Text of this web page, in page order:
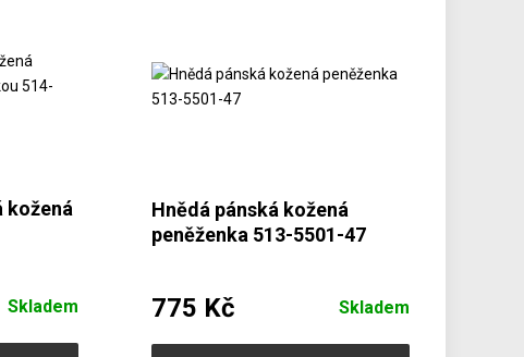
kožená
Skladem
Hnědá pánská kožená
peněženka 513-5501-47
775 Kč Skladem